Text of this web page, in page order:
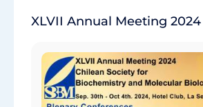
XLVII Annual Meeting 2024